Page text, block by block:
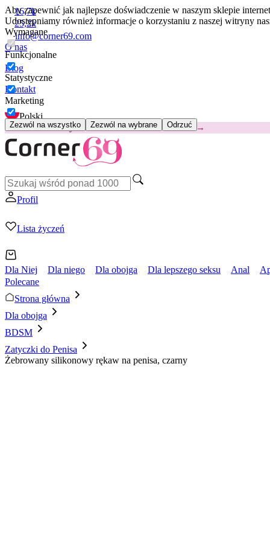
Aby zapewnić jak najlepsze doświadczenie w naszym sklepie
Udostępniamy również informacje o korzystaniu z naszej witryny
Wymagane
Funkcjonalne
Statystyczne
Marketing
Zezwól na wszystko Zezwól na wybrane Odrzuć
16,7k
25,2k
info@corner69.com
O nas
Blog
Kontakt
Polski
😽Svakom Klitty: 65 zł TANIEJKod: KLITTY →
Profil
Lista życzeń
Dla Niej Dla niego Dla obojga Dla lepszego seksu Anal
Polecane
Strona główna
Dla obojga
BDSM
Zatyczki do Penisa
Żebrowany silikonowy rękaw na penisa, czarny